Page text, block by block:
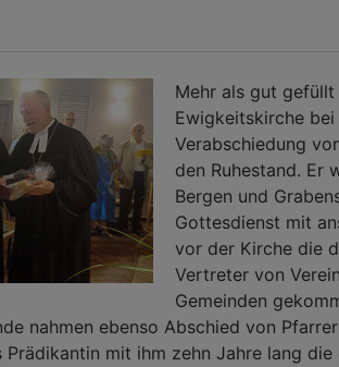
Mehr als gut
Ewigkeitskirche
Verabschiedung
den Ruhestand. Er
Bergen und
Gottesdienst mit
vor der Kirche die
Vertreter von
Gemeinden
nahmen ebenso Abschied von
Prädikantin mit ihm zehn Jahre lang die